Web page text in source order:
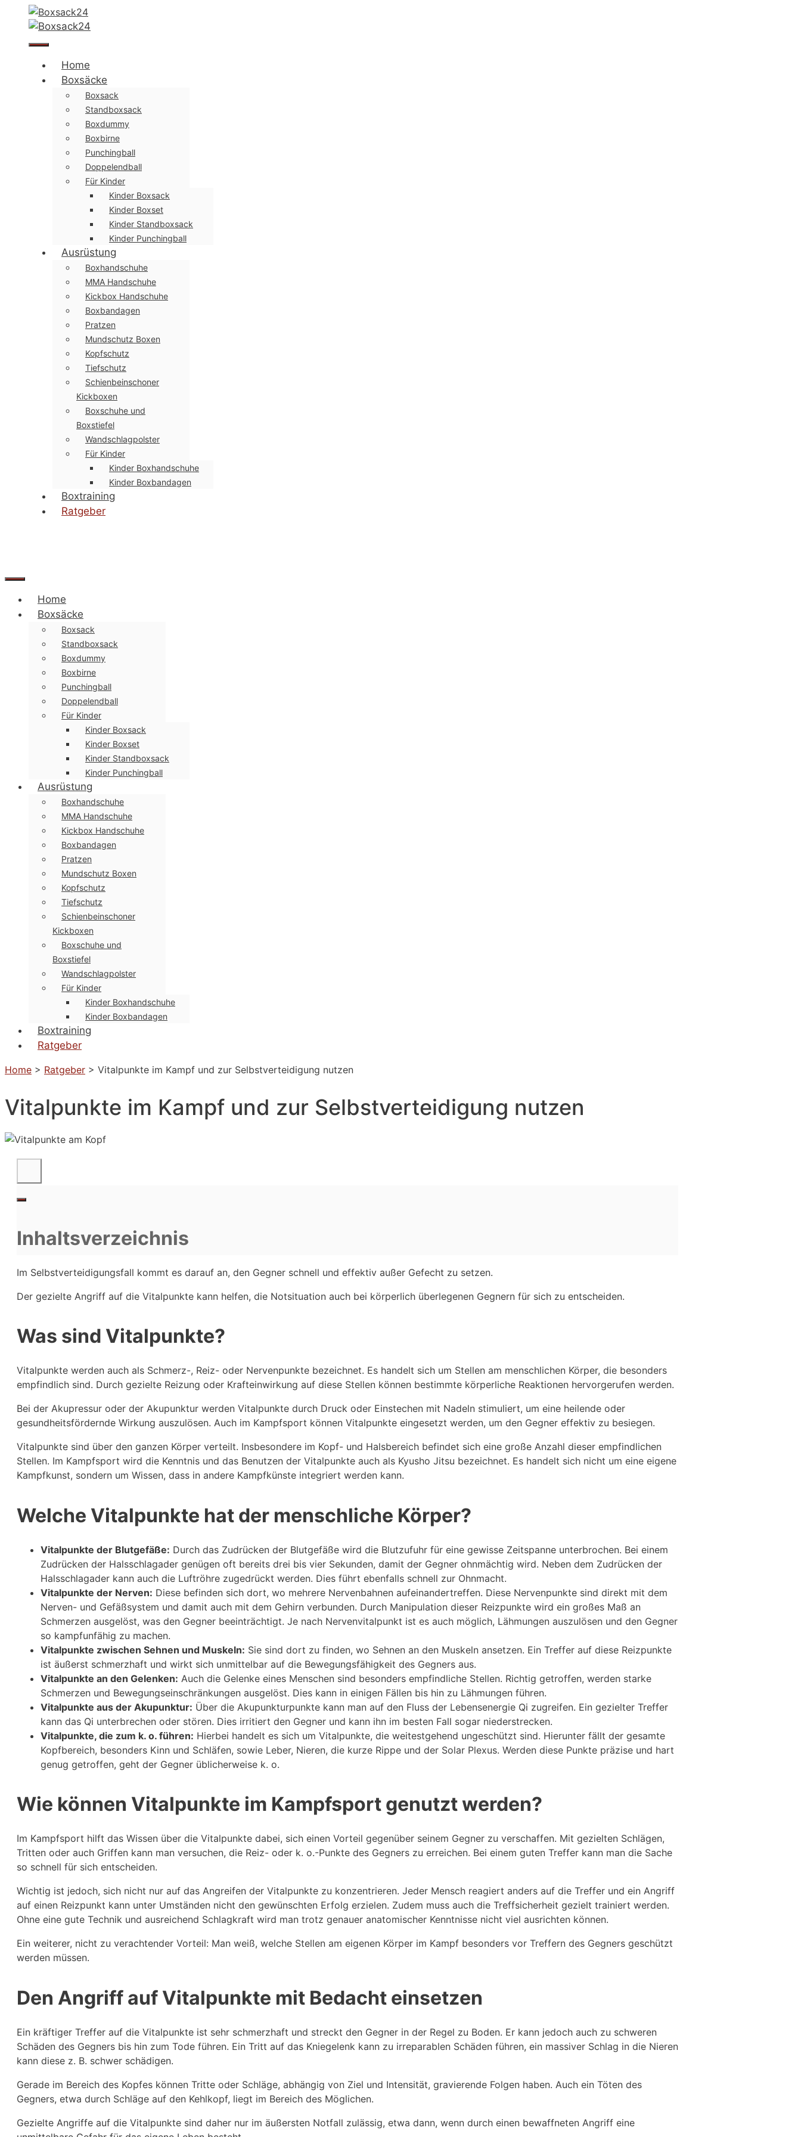
springen
Menü
Home
Boxsäcke
Boxsack
Standboxsack
Boxdummy
Boxbirne
Punchingball
Doppelendball
Für Kinder
Kinder Boxsack
Kinder Boxset
Kinder Standboxsack
Kinder Punchingball
Ausrüstung
Boxhandschuhe
MMA Handschuhe
Kickbox Handschuhe
Boxbandagen
Pratzen
Mundschutz Boxen
Kopfschutz
Tiefschutz
Schienbeinschoner
Kickboxen
Boxschuhe und
Boxstiefel
Wandschlagpolster
Für Kinder
Kinder Boxhandschuhe
Kinder Boxbandagen
Boxtraining
Ratgeber
Menü
Home
Boxsäcke
Boxsack
Standboxsack
Boxdummy
Boxbirne
Punchingball
Doppelendball
Für Kinder
Kinder Boxsack
Kinder Boxset
Kinder Standboxsack
Kinder Punchingball
Ausrüstung
Boxhandschuhe
MMA Handschuhe
Kickbox Handschuhe
Boxbandagen
Pratzen
Mundschutz Boxen
Kopfschutz
Tiefschutz
Schienbeinschoner
Kickboxen
Boxschuhe und
Boxstiefel
Wandschlagpolster
Für Kinder
Kinder Boxhandschuhe
Kinder Boxbandagen
Boxtraining
Ratgeber
Home > Ratgeber > Vitalpunkte im Kampf und zur Selbstverteidigung nutzen
Vitalpunkte im Kampf und zur Selbstverteidigung nutzen
Inhaltsverzeichnis
Im Selbstverteidigungsfall kommt es darauf an, den Gegner schnell und effektiv außer Gefecht zu setzen.
Der gezielte Angriff auf die Vitalpunkte kann helfen, die Notsituation auch bei körperlich überlegenen Gegnern für sich zu entscheiden.
Was sind Vitalpunkte?
Vitalpunkte werden auch als Schmerz-, Reiz- oder Nervenpunkte bezeichnet. Es handelt sich um Stellen am menschlichen Körper, die besonders
empfindlich sind. Durch gezielte Reizung oder Krafteinwirkung auf diese Stellen können bestimmte körperliche Reaktionen hervorgerufen werden.
Bei der Akupressur oder der Akupunktur werden Vitalpunkte durch Druck oder Einstechen mit Nadeln stimuliert, um eine heilende oder
gesundheitsfördernde Wirkung auszulösen. Auch im Kampfsport können Vitalpunkte eingesetzt werden, um den Gegner effektiv zu besiegen.
Vitalpunkte sind über den ganzen Körper verteilt. Insbesondere im Kopf- und Halsbereich befindet sich eine große Anzahl dieser empfindlichen
Stellen. Im Kampfsport wird die Kenntnis und das Benutzen der Vitalpunkte auch als Kyusho Jitsu bezeichnet. Es handelt sich nicht um eine eigene
Kampfkunst, sondern um Wissen, dass in andere Kampfkünste integriert werden kann.
Welche Vitalpunkte hat der menschliche Körper?
Vitalpunkte der Blutgefäße: Durch das Zudrücken der Blutgefäße wird die Blutzufuhr für eine gewisse Zeitspanne unterbrochen. Bei einem
Zudrücken der Halsschlagader genügen oft bereits drei bis vier Sekunden, damit der Gegner ohnmächtig wird. Neben dem Zudrücken der
Halsschlagader kann auch die Luftröhre zugedrückt werden. Dies führt ebenfalls schnell zur Ohnmacht.
Vitalpunkte der Nerven: Diese befinden sich dort, wo mehrere Nervenbahnen aufeinandertreffen. Diese Nervenpunkte sind direkt mit dem
Nerven- und Gefäßsystem und damit auch mit dem Gehirn verbunden. Durch Manipulation dieser Reizpunkte wird ein großes Maß an
Schmerzen ausgelöst, was den Gegner beeinträchtigt. Je nach Nervenvitalpunkt ist es auch möglich, Lähmungen auszulösen und den Gegner
so kampfunfähig zu machen.
Vitalpunkte zwischen Sehnen und Muskeln: Sie sind dort zu finden, wo Sehnen an den Muskeln ansetzen. Ein Treffer auf diese Reizpunkte
ist äußerst schmerzhaft und wirkt sich unmittelbar auf die Bewegungsfähigkeit des Gegners aus.
Vitalpunkte an den Gelenken: Auch die Gelenke eines Menschen sind besonders empfindliche Stellen. Richtig getroffen, werden starke
Schmerzen und Bewegungseinschränkungen ausgelöst. Dies kann in einigen Fällen bis hin zu Lähmungen führen.
Vitalpunkte aus der Akupunktur: Über die Akupunkturpunkte kann man auf den Fluss der Lebensenergie Qi zugreifen. Ein gezielter Treffer
kann das Qi unterbrechen oder stören. Dies irritiert den Gegner und kann ihn im besten Fall sogar niederstrecken.
Vitalpunkte, die zum k. o. führen: Hierbei handelt es sich um Vitalpunkte, die weitestgehend ungeschützt sind. Hierunter fällt der gesamte
Kopfbereich, besonders Kinn und Schläfen, sowie Leber, Nieren, die kurze Rippe und der Solar Plexus. Werden diese Punkte präzise und hart
genug getroffen, geht der Gegner üblicherweise k. o.
Wie können Vitalpunkte im Kampfsport genutzt werden?
Im Kampfsport hilft das Wissen über die Vitalpunkte dabei, sich einen Vorteil gegenüber seinem Gegner zu verschaffen. Mit gezielten Schlägen,
Tritten oder auch Griffen kann man versuchen, die Reiz- oder k. o.-Punkte des Gegners zu erreichen. Bei einem guten Treffer kann man die Sache
so schnell für sich entscheiden.
Wichtig ist jedoch, sich nicht nur auf das Angreifen der Vitalpunkte zu konzentrieren. Jeder Mensch reagiert anders auf die Treffer und ein Angriff
auf einen Reizpunkt kann unter Umständen nicht den gewünschten Erfolg erzielen. Zudem muss auch die Treffsicherheit gezielt trainiert werden.
Ohne eine gute Technik und ausreichend Schlagkraft wird man trotz genauer anatomischer Kenntnisse nicht viel ausrichten können.
Ein weiterer, nicht zu verachtender Vorteil: Man weiß, welche Stellen am eigenen Körper im Kampf besonders vor Treffern des Gegners geschützt
werden müssen.
Den Angriff auf Vitalpunkte mit Bedacht einsetzen
Ein kräftiger Treffer auf die Vitalpunkte ist sehr schmerzhaft und streckt den Gegner in der Regel zu Boden. Er kann jedoch auch zu schweren
Schäden des Gegners bis hin zum Tode führen. Ein Tritt auf das Kniegelenk kann zu irreparablen Schäden führen, ein massiver Schlag in die Nieren
kann diese z. B. schwer schädigen.
Gerade im Bereich des Kopfes können Tritte oder Schläge, abhängig von Ziel und Intensität, gravierende Folgen haben. Auch ein Töten des
Gegners, etwa durch Schläge auf den Kehlkopf, liegt im Bereich des Möglichen.
Gezielte Angriffe auf die Vitalpunkte sind daher nur im äußersten Notfall zulässig, etwa dann, wenn durch einen bewaffneten Angriff eine